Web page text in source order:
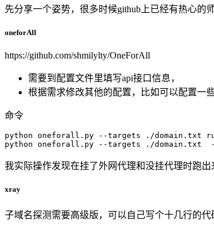
先分享一个姿势，很多时候github上已经有热心的
oneforAll
https://github.com/shmilylty/OneForAll
需要到配置文件里填写api接口信息，
根据需求修改其他的配置，比如可以配置一
命令
python oneforall.py --targets ./domain.txt
python oneforall.py --targets ./domain.txt
我实际操作发现在挂了外网代理和没挂代理时跑
xray
子域名探测需要高级版，可以自己写个十几行的